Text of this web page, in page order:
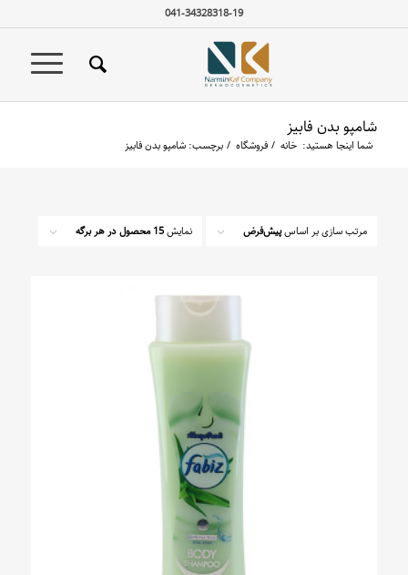
041-34328318-19
شامپو بدن فابیز
شما اینجا هستید: خانه / فروشگاه / برچسب: شامپو بدن فابیز
مرتب سازی بر اساسپیش‌فرض نمایش15 محصول در هر برگه